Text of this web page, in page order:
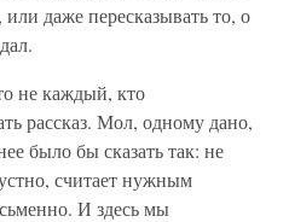
даже пересказывать то, о
не каждый, кто
рассказ. Мол, одному дано,
было бы сказать так: не
считает нужным
И здесь мы